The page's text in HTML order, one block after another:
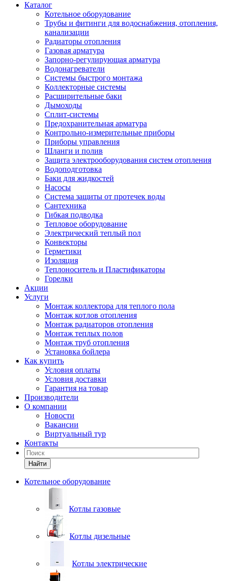
Каталог
Котельное оборудование
Трубы и фитинги для водоснабжения, отопления,
канализации
Радиаторы отопления
Газовая арматура
Запорно-регулирующая арматура
Водонагреватели
Системы быстрого монтажа
Коллекторные системы
Расширительные баки
Дымоходы
Сплит-системы
Предохранительная арматура
Контрольно-измерительные приборы
Приборы управления
Шланги и полив
Защита электрооборудования систем отопления
Водоподготовка
Баки для жидкостей
Насосы
Система защиты от протечек воды
Сантехника
Гибкая подводка
Тепловое оборудование
Электрический теплый пол
Конвекторы
Герметики
Изоляция
Теплоноситель и Пластификаторы
Горелки
Акции
Услуги
Монтаж коллектора для теплого пола
Монтаж котлов отопления
Монтаж радиаторов отопления
Монтаж теплых полов
Монтаж труб отопления
Установка бойлера
Как купить
Условия оплаты
Условия доставки
Гарантия на товар
Производители
О компании
Новости
Вакансии
Виртуальный тур
Контакты
Найти
Котельное оборудование
Котлы газовые
Котлы дизельные
Котлы электрические